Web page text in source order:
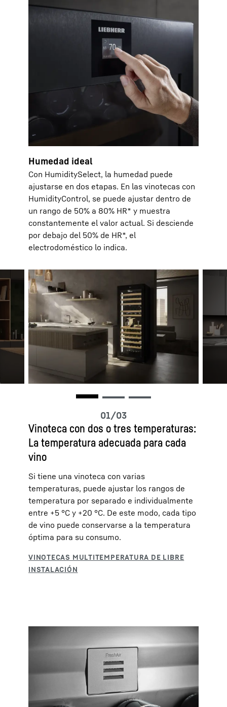
Humedad ideal
Con HumiditySelect, la humedad puede
ajustarse en dos etapas. En las vinotecas con
HumidityControl, se puede ajustar dentro de
un rango de 50% a 80% HR* y muestra
constantemente el valor actual. Si desciende
por debajo del 50% de HR*, el
electrodoméstico lo indica.
Vinoteca con dos o tres temperaturas:
La temperatura adecuada para cada
vino
Si tiene una vinoteca con varias
temperaturas, puede ajustar los rangos de
temperatura por separado e individualmente
entre +5 °C y +20 °C. De este modo, cada tipo
de vino puede conservarse a la temperatura
óptima para su consumo.